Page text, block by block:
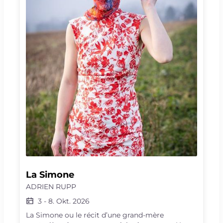
l’évidence, l’attraction, l’infernal, la
métamorphose. Elle réinvente sa performance
tous les soirs : une prière dansée et punk dédiée
au désir ardent de revoir un être aimé, et pour
cela de surmonter l’insurmontable, de dépasser
l’ivresse des sommets.
La Simone
ADRIEN RUPP
3 - 8. Okt. 2026
La Simone ou le récit d’une grand-mère